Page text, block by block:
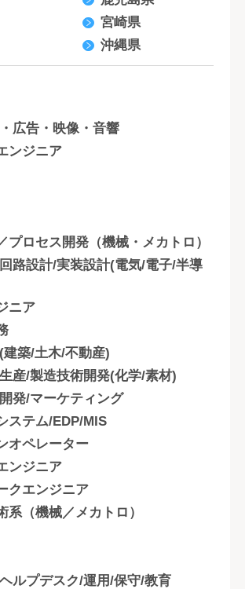
宮崎県
沖縄県
広告・映像・音響
ンジニア
プロセス開発（機械・メカトロ）
路設計/実装設計(電気/電子/半導
ニア
築/土木/不動産)
産/製造技術開発(化学/素材)
発/マーケティング
ステム/EDP/MIS
オペレーター
ンジニア
クエンジニア
系（機械／メカトロ）
ルプデスク/運用/保守/教育